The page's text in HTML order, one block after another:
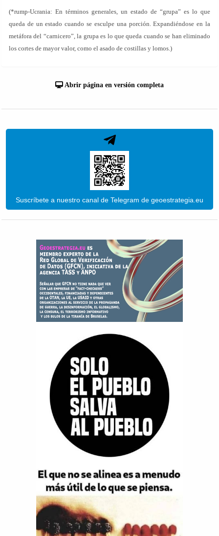
(*rump-Ucrania: En términos generales, un estado de “grupa” es lo que
queda de un estado cuando se esculpe una porción. Expandiéndose en la
metáfora del “carnicero”, la grupa es lo que queda cuando se han eliminado
los cortes de mayor valor, como el asado de costillas y lomos.)
Abrir página en versión completa
Suscríbete a nuestro canal de Telegram de geoestrategia.eu